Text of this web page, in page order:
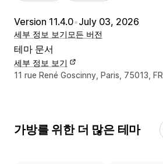
Version 11.4.0•July 03, 2026
세부 정보 보기 모든 버전
테마 문서
세부 정보 보기
디자이너 연락처 세부 정보
11 rue René Goscinny, Paris, 75013, FR
가방를 위한 더 많은 테마